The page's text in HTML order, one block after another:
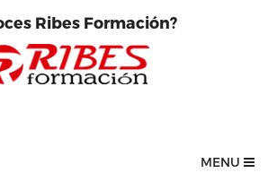
Ribes Formación?
MENU